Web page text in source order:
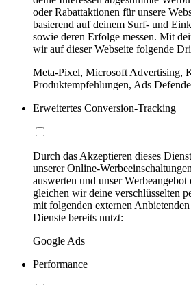
oder Rabattaktionen für unsere
basierend auf deinem Surf- und
sowie deren Erfolge messen. Mit
wir auf dieser Webseite folgende
Meta-Pixel, Microsoft Advertising,
Produktempfehlungen, Ads
Erweitertes Conversion-Tracking
Durch das Akzeptieren dieses
unserer Online-
auswerten und unser
gleichen wir deine verschlüsselten
mit folgenden externen
Dienste bereits nutzt:
Google Ads
Performance